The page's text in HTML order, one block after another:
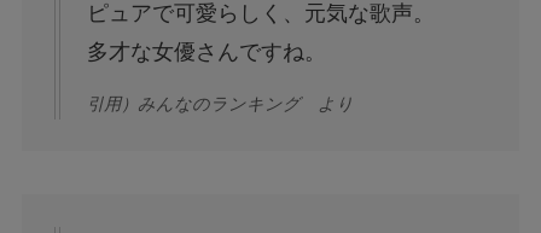
ピュアで可愛らしく、元気な歌声。
多才な女優さんですね。
引用）みんなのランキング より